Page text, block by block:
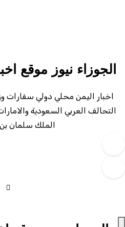
الجوزاء نيوز موقع
اخبار اليمن محلي دولي سفارات
التحالف العربي السعودية
الملك سلمان بن